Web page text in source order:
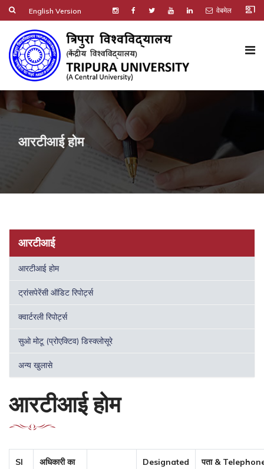
English Version वेबमेल co_present
आरटीआई होम
आरटीआई
आरटीआई होम
ट्रांसपेरेंसी ऑडिट रिपोर्ट्स
क्वार्टरली रिपोर्ट्स
सुओ मोटू (प्रोएक्टिव) डिस्क्लोसूरे
अन्य खुलासे
आरटीआई होम
Sl
अधिकारी का
Designated
पता &